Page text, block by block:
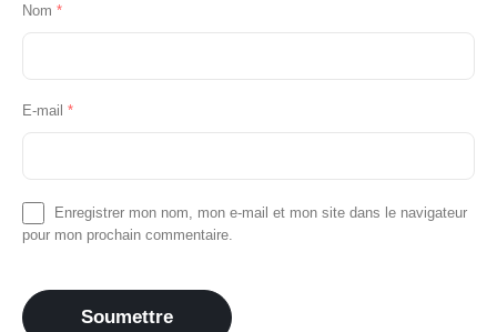
Nom *
E-mail *
Enregistrer mon nom, mon e-mail et mon site dans le navigateur
pour mon prochain commentaire.